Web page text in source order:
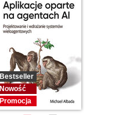
Bestseller
Nowość
Promocja